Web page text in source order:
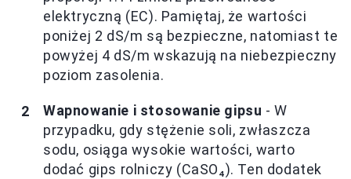
elektryczną (EC). Pamiętaj, że wartości
poniżej 2 dS/m są bezpieczne, natomiast te
powyżej 4 dS/m wskazują na niebezpieczny
poziom zasolenia.
Wapnowanie i stosowanie gipsu - W
przypadku, gdy stężenie soli, zwłaszcza
sodu, osiąga wysokie wartości, warto
dodać gips rolniczy (CaSO₄). Ten dodatek